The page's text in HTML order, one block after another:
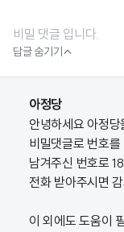
비밀 댓글 입니다.
답글 숨기기
아정당
안녕하세요 아정
비밀댓글로 번호
남겨주신 번호로
전화 받아주시면
이 외에도 도움이